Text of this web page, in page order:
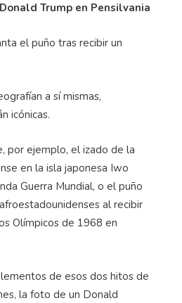
Trump en Pensilvania
a sí mismas,
icónicas.
por ejemplo, el izado de la
en la isla japonesa Iwo
Guerra Mundial, o el puño
al recibir
Olímpicos de 1968 en
de esos dos hitos de
la foto de un Donald